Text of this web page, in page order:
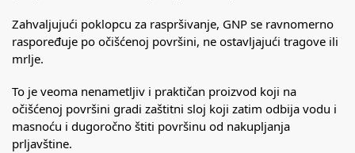
Zahvaljujući poklopcu za raspršivanje, GNP se ravnomerno
raspoređuje po očišćenoj površini, ne ostavljajući tragove ili
mrlje.
To je veoma nenametljiv i praktičan proizvod koji na
očišćenoj površini gradi zaštitni sloj koji zatim odbija vodu i
masnoću i dugoročno štiti površinu od nakupljanja
prljavštine.